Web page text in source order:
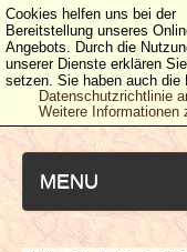
MENU
Cookies helfen uns bei der
Bereitstellung unseres
Angebots. Durch die
unserer Dienste erklären
setzen. Sie haben auch die
Datenschutzrichtlinie
Weitere Informationen